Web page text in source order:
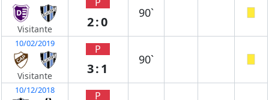
Visitante 2:0
90`
10/02/2019
Visitante
P
3:1
90`
10/12/2018 P